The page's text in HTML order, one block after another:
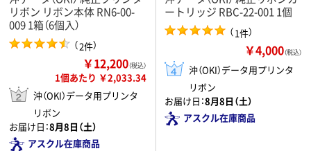
リボン リボン本体 RN6-00-
009 1箱（6個入）
（2件）
￥12,200（税込）
1個あたり ￥2,033.34
沖（OKI）データ用プリンタ
リボン
お届け日：8月8日（土）
アスクル在庫商品
ートリッジ RBC-22-001 1個
（1件）
￥4,000（税込）
沖（OKI）データ用プリンタ
リボン
お届け日：8月8日（土）
アスクル在庫商品